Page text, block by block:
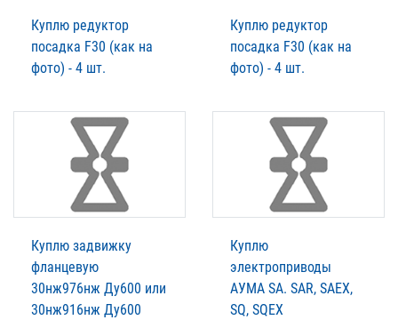
Куплю редуктор
посадка F30 (как на
фото) - 4 шт.
Куплю редуктор
посадка F30 (как на
фото) - 4 шт.
Куплю задвижку
фланцевую
30нж976нж Ду600 или
30нж916нж Ду600
Куплю
электроприводы
АУМА SA. SAR, SAEX,
SQ, SQEX